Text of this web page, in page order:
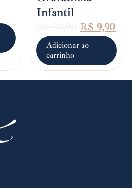
Infantil
R$ 9,90
Adicionar ao
carrinho